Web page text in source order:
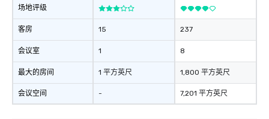
场地评级
客房
会议室
最大的房间
会议空间
15
1
1 平方英尺
-
237
8
1,800 平方英尺
7,201 平方英尺